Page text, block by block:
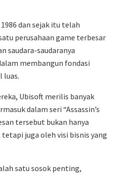
dan sejak itu telah
perusahaan game terbesar
saudara-saudaranya
membangun fondasi
luas.
Ubisoft merilis banyak
dalam seri “Assassin’s
tersebut bukan hanya
juga oleh visi bisnis yang
satu sosok penting,